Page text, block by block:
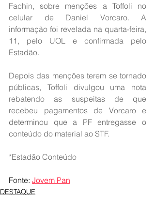
Fachin, sobre menções a Toffoli no
celular de Daniel Vorcaro. A
informação foi revelada na quarta-feira,
11, pelo UOL e confirmada pelo
Estadão.
Depois das menções terem se tornado
públicas, Toffoli divulgou uma nota
rebatendo as suspeitas de que
recebeu pagamentos de Vorcaro e
determinou que a PF entregasse o
conteúdo do material ao STF.
*Estadão Conteúdo
Fonte: Jovem Pan
DESTAQUE